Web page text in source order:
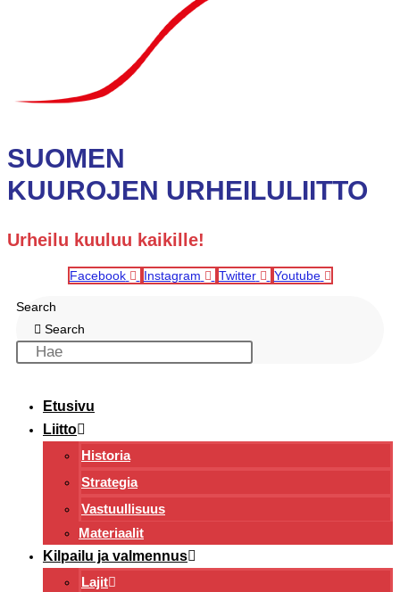
SUOMEN
KUUROJEN URHEILULIITTO
Urheilu kuuluu kaikille!
Facebook Instagram Twitter Youtube
Search
Search
Etusivu
Liitto
Historia
Strategia
Vastuullisuus
Materiaalit
Kilpailu ja valmennus
Lajit